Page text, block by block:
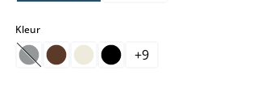
Kleurselect
(Deze optie is momenteel niet beschikbaar.)
+9